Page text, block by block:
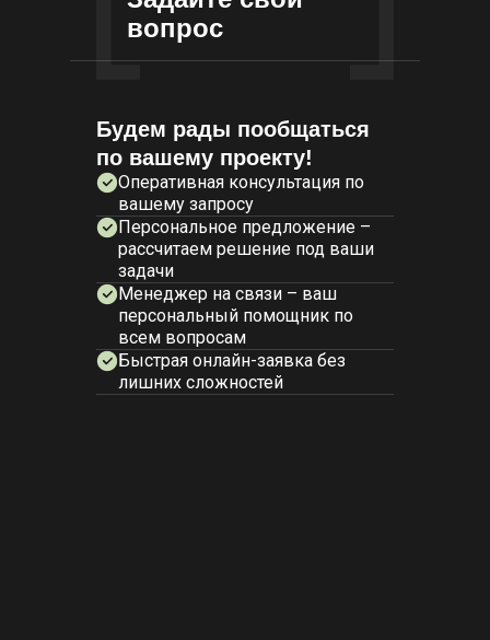
вопрос
Будем рады пообщаться
по вашему проекту!
Оперативная консультация по
вашему запросу
Персональное предложение –
рассчитаем решение под ваши
задачи
Менеджер на связи – ваш
персональный помощник по
всем вопросам
Быстрая онлайн-заявка без
лишних сложностей